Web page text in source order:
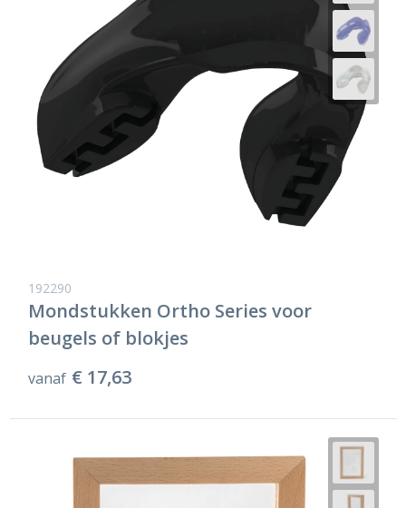
192290
Mondstukken Ortho Series voor
beugels of blokjes
vanaf € 17,63